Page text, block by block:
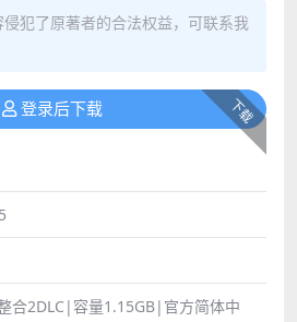
犯了原著者的合法权益，可联系我
下载
登录后下载
合2DLC|容量1.15GB|官方简体中